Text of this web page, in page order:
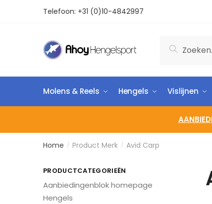
Telefoon: +31 (0)10-4842997
Zoeken
Molens & Reels Hengels Vislijnen
Home / Product Merk / Avid Carp
PRODUCTCATEGORIEËN
Aanbiedingenblok homepage
Hengels